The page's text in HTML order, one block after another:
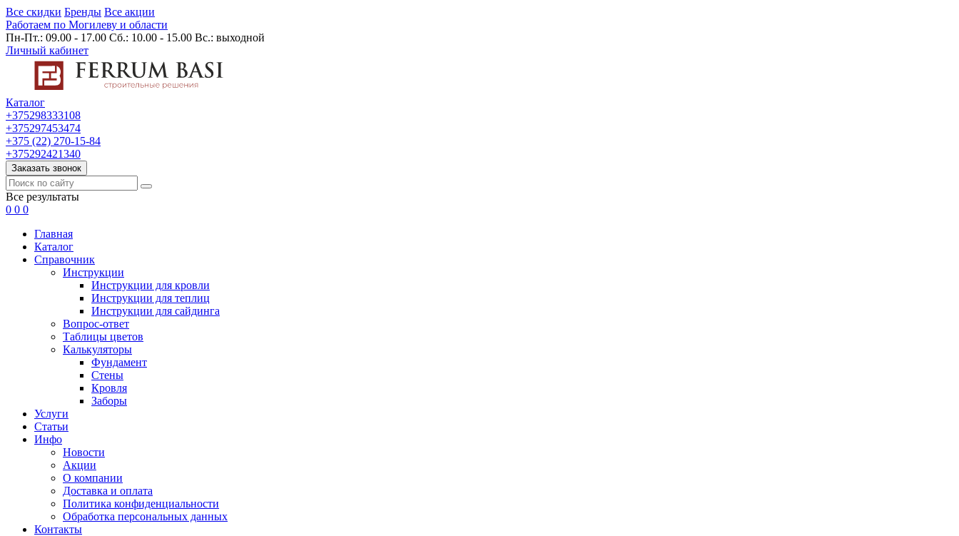
Все скидки Бренды Все акции
Работаем по Могилеву и области
Пн-Пт.: 09.00 - 17.00 Сб.: 10.00 - 15.00 Вс.: выходной
Личный кабинет
Каталог
+375298333108
+375297453474
+375 (22) 270-15-84
+375292421340
Заказать звонок
Все результаты
0 0 0
Главная
Каталог
Cправочник
Инструкции
Инструкции для кровли
Инструкции для теплиц
Инструкции для сайдинга
Вопрос-ответ
Таблицы цветов
Калькуляторы
Фундамент
Стены
Кровля
Заборы
Услуги
Статьи
Инфо
Новости
Акции
О компании
Доставка и оплата
Политика конфиденциальности
Обработка персональных данных
Контакты